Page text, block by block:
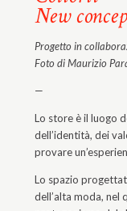
New
Progetto in
Foto di Maurizio
—
Lo store è il luogo
dell’identità, dei
provare
Lo spazio
dell’alta moda, nel